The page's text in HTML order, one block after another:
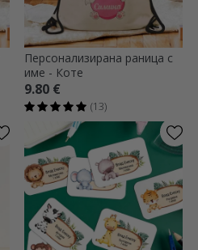
Персонализирана раница с
име - Коте
9.80 €
(13)